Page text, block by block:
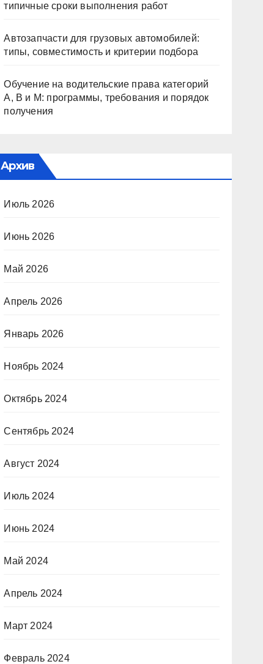
типичные сроки выполнения работ
Автозапчасти для грузовых автомобилей:
типы, совместимость и критерии подбора
Обучение на водительские права категорий
A, B и M: программы, требования и порядок
получения
Архив
Июль 2026
Июнь 2026
Май 2026
Апрель 2026
Январь 2026
Ноябрь 2024
Октябрь 2024
Сентябрь 2024
Август 2024
Июль 2024
Июнь 2024
Май 2024
Апрель 2024
Март 2024
Февраль 2024